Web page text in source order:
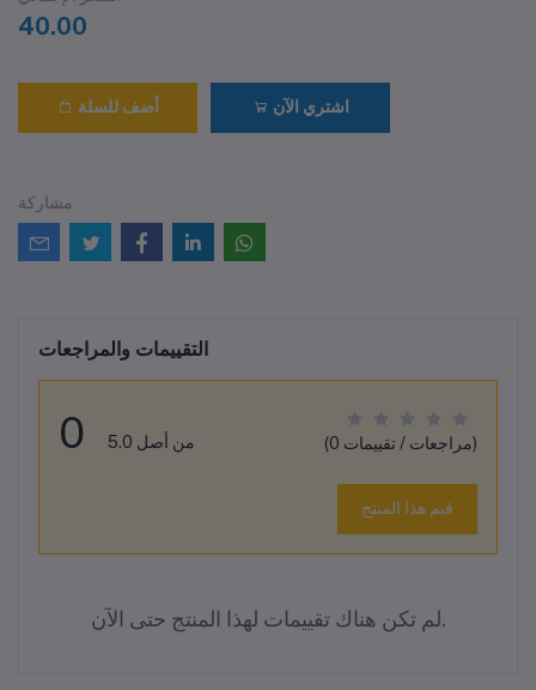
40.00
أضف للسلة اشتري الآن
مشاركة
التقييمات والمراجعات
0 من أصل 5.0 (0 مراجعات / تقييمات)
قيم هذا المنتج
لم تكن هناك تقييمات لهذا المنتج حتى الآن.